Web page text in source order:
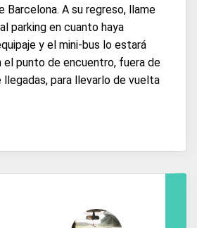
Barcelona. A su regreso, llame
parking en cuanto haya
y el mini-bus lo estará
el punto de encuentro, fuera de
llegadas, para llevarlo de vuelta